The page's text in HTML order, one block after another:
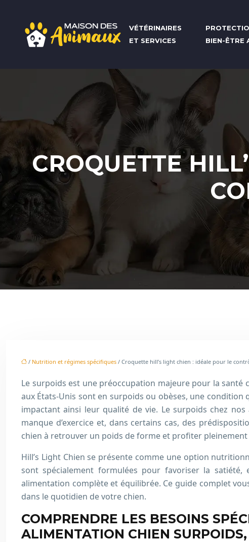
VÉTÉRINAIRES
ET SERVICES
BIEN-ÊTRE
CROQUETTE
/ Nutrition et régimes spécifiques / Croquette hill’s light chien : idéale pour le
Le surpoids est une préoccupation majeure pour la santé
aux États-Unis sont en surpoids ou obèses, une
impactant ainsi leur qualité de vie. Le surpoids chez
manque d’exercice et, dans certains cas, des
chien à retrouver un poids de forme et profiter pleinement
Hill’s Light Chien se présente comme une option
sont spécialement formulées pour favoriser la
alimentation complète et équilibrée. Ce guide complet
dans le quotidien de votre chien.
COMPRENDRE LES BESOINS
ALIMENTATION CHIEN